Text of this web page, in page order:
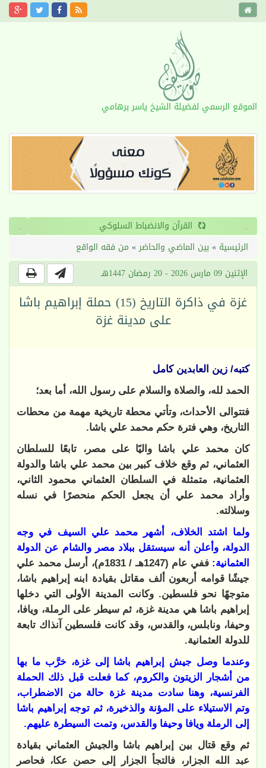
الموقع الرسمي لفضيلة الشيخ ياسر برهامي
القرآن والانضباط السلوكي ‹
›
الرئيسية » بين الماضي والحاضر» من فقه الواقع
الإثنين 09 مارس 2026 - 20 رمضان 1447هـ
غزة في ذاكرة التاريخ (15) حملة إبراهيم باشا
على مدينة غزة
كتبه/ زين العابدين كامل
الحمد لله، والصلاة والسلام على رسول الله، أما بعد؛
فتتوالى الأحداث، وتأتي محطة تاريخية مهمة من محطات
التاريخ، وهي فترة حكم محمد علي باشا.
كان محمد علي باشا واليًا على مصر، تابعًا للسلطان
العثماني، ثم وقع خلاف كبير بين محمد علي باشا والدولة
العثمانية، متمثلة في السلطان العثماني محمود الثاني،
وأراد محمد علي أن يجعل الحكم منحصرًا في نسله
وسلالته.
ولما اشتد الخلاف، أشهر محمد علي السيف في وجه
الدولة، وأعلن أنه سيستقل ببلاد مصر والشام عن الدولة
العثمانية:
ففي عام (1247هـ / 1831م)، أرسل محمد علي
جيشًا قوامه أربعون ألف مقاتل بقيادة ابنه إبراهيم باشا،
متوجهًا نحو فلسطين. وكانت المدينة الأولى التي دخلها
إبراهيم باشا هي مدينة غزة، ثم سيطر على الرملة، ويافا،
وحيفا، ونابلس، والقدس، وقد كانت فلسطين آنذاك تابعة
للدولة العثمانية.
وعندما وصل جيش إبراهيم باشا إلى غزة، خرَّب ما بها
من أشجار الزيتون والكروم، كما فعلت قبل ذلك الحملة
الفرنسية، وهنا سادت مدينة غزة حالة من الاضطراب،
وتم الاستيلاء على المؤنة والذخيرة، ثم توجه إبراهيم باشا
إلى الرملة ويافا وحيفا والقدس، وتمت السيطرة عليهم.
ثم وقع قتال بين إبراهيم باشا والجيش العثماني بقيادة
عبد الله الجزار، فالتجأ الجزار إلى حصن عكا، فحاصر